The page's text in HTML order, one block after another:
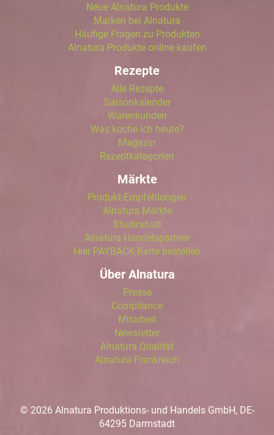
Neue Alnatura Produkte
Marken bei Alnatura
Häufige Fragen zu Produkten
Alnatura Produkte online kaufen
Rezepte
Alle Rezepte
Saisonkalender
Warenkunden
Was koche ich heute?
Magazin
Rezeptkategorien
Märkte
Produkt-Empfehlungen
Alnatura Märkte
Studirabatt
Alnatura Handelspartner
Hier PAYBACK Karte bestellen
Über Alnatura
Presse
Compliance
Mitarbeit
Newsletter
Alnatura Qualität
Alnatura Frankreich
© 2026 Alnatura Produktions- und Handels GmbH, DE-
64295 Darmstadt